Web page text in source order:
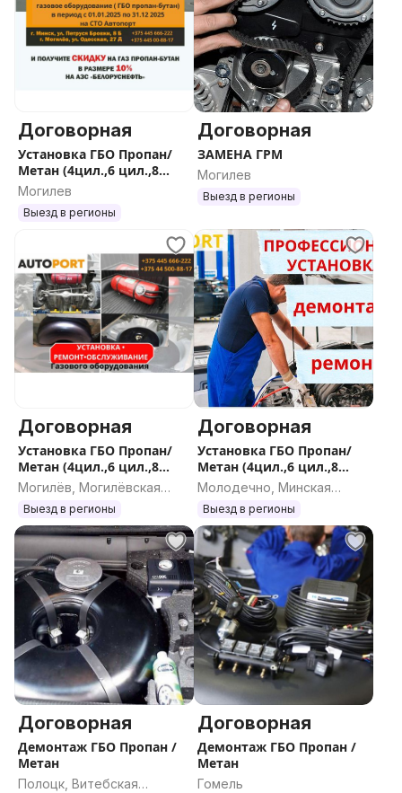
Договорная
Установка ГБО Пропан/
Метан (4цил.,6 цил.,8
цил.), ремонт. демонтаж
Могилев
Выезд в регионы
Договорная
ЗАМЕНА ГРМ
Могилев
Выезд в регионы
Договорная
Установка ГБО Пропан/
Метан (4цил.,6 цил.,8
цил.), ремонт. демонтаж
старого оборудования
Могилёв, Могилёвская
область
Выезд в регионы
Договорная
Установка ГБО Пропан/
Метан (4цил.,6 цил.,8
цил.), ремонт. демонтаж
старого оборудования
Молодечно, Минская
область
Выезд в регионы
Договорная
Демонтаж ГБО Пропан /
Метан
Полоцк, Витебская
Договорная
Демонтаж ГБО Пропан /
Метан
Гомель